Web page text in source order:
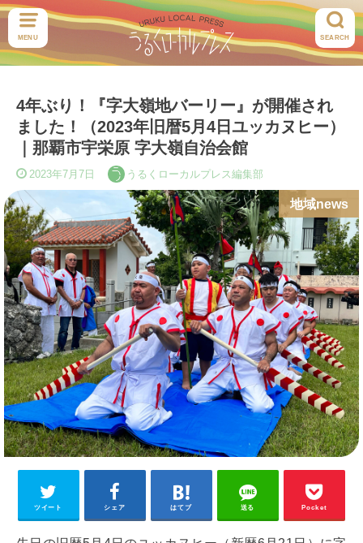
MENU SEARCH
4年ぶり！『字大嶺地バーリー』が開催され
ました！（2023年旧暦5月4日ユッカヌヒー）
｜那覇市宇栄原 字大嶺自治会館
2023年7月7日 うるくローカルプレス編集部
地域news
ツイート シェア はてブ 送る Pocket